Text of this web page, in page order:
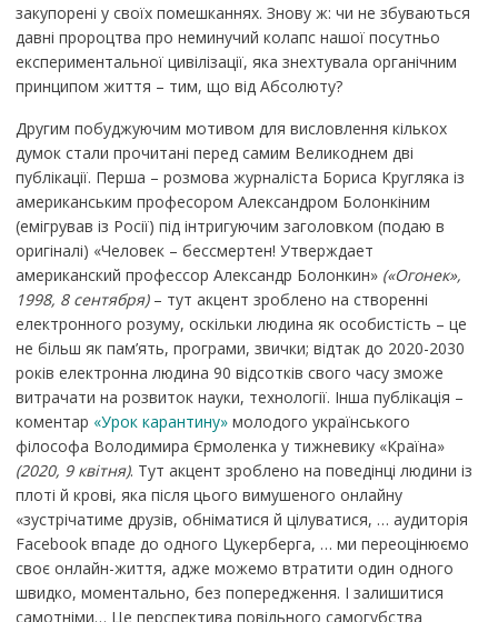
закупорені у своїх помешканнях. Знову ж: чи не збуваються
давні пророцтва про неминучий колапс нашої посутньо
експериментальної цивілізації, яка знехтувала органічним
принципом життя – тим, що від Абсолюту?
Другим побуджуючим мотивом для висловлення кількох
думок стали прочитані перед самим Великоднем дві
публікації. Перша – розмова журналіста Бориса Кругляка із
американським професором Александром Болонкіним
(емігрував із Росії) під інтригуючим заголовком (подаю в
оригіналі) «Человек – бессмертен! Утверждает
американский профессор Александр Болонкин» («Огонек»,
1998, 8 сентября)– тут акцент зроблено на створенні
електронного розуму, оскільки людина як особистість – це
не більш як пам’ять, програми, звички; відтак до 2020-2030
років електронна людина 90 відсотків свого часу зможе
витрачати на розвиток науки, технології. Інша публікація –
коментар «Урок карантину»молодого українського
філософа Володимира Єрмоленка у тижневику «Країна»
(2020, 9 квітня). Тут акцент зроблено на поведінці людини із
плоті й крові, яка після цього вимушеного онлайну
«зустрічатиме друзів, обніматися й цілуватися, … аудиторія
Facebook впаде до одного Цукерберга, … ми переоцінюємо
своє онлайн-життя, адже можемо втратити один одного
швидко, моментально, без попередження. І залишитися
самотніми… Це перспектива повільного самогубства